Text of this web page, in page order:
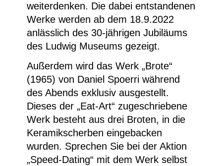
weiterdenken. Die dabei entstandenen
Werke werden ab dem 18.9.2022
anlässlich des 30-jährigen Jubiläums
des Ludwig Museums gezeigt.
Außerdem wird das Werk „Brote“
(1965) von Daniel Spoerri während
des Abends exklusiv ausgestellt.
Dieses der „Eat-Art“ zugeschriebene
Werk besteht aus drei Broten, in die
Keramikscherben eingebacken
wurden. Sprechen Sie bei der Aktion
„Speed-Dating“ mit dem Werk selbst